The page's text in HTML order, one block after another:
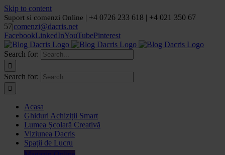
Skip to content
Suport si comenzi Online | +4 0726 233 618 | +4 021 350 67
57|comenzi@dacris.net
FacebookLinkedInYouTubePinterest
Search for:
Search for:
Acasa
Ghiduri Achiziții Smart
Lumea Școlară Creativă
Viziunea Dacris
Spații de Lucru